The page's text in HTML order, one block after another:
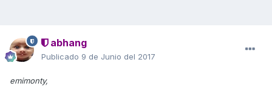
abhang
Publicado 9 de Junio del 2017
emimonty,